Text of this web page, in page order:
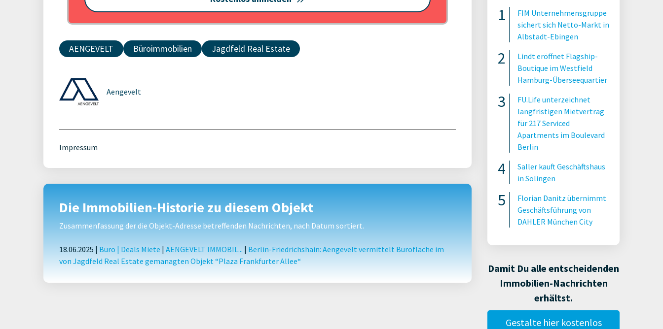
AENGEVELT Büroimmobilien Jagdfeld Real Estate
Aengevelt
Impressum
Die Immobilien-Historie zu diesem Objekt
Zusammenfassung der die Objekt-Adresse betreffenden Nachrichten, nach Datum sortiert.
18.06.2025 | Büro | Deals Miete | AENGEVELT IMMOBIL... | Berlin-Friedrichshain: Aengevelt vermittelt Bürofläche im
von Jagdfeld Real Estate gemanagten Objekt “Plaza Frankfurter Allee“
FIM Unternehmensgruppe
sichert sich Netto-Markt in
Albstadt-Ebingen
Lindt eröffnet Flagship-
Boutique im Westfield
Hamburg-Überseequartier
FU.Life unterzeichnet
langfristigen Mietvertrag
für 217 Serviced
Apartments im Boulevard
Berlin
Saller kauft Geschäftshaus
in Solingen
Florian Danitz übernimmt
Geschäftsführung von
DAHLER München City
Damit Du alle entscheidenden
Immobilien-Nachrichten
erhältst.
Gestalte hier kostenlos